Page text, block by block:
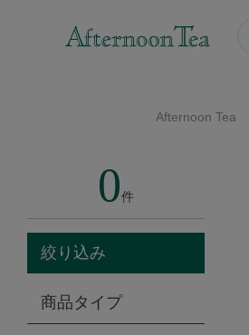
ソーシャルギフト
カタログギフト
Afternoon Tea
0件
絞り込み
商品タイプ